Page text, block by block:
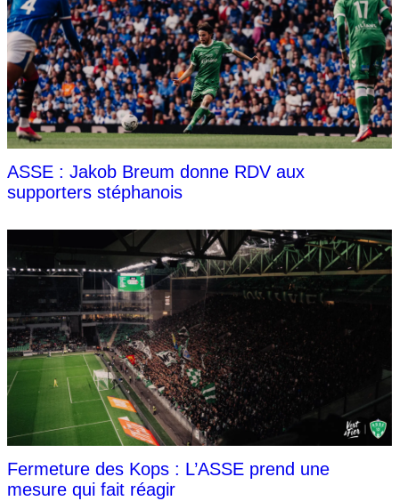
ASSE : Jakob Breum donne RDV aux
supporters stéphanois
Fermeture des Kops : L’ASSE prend une
mesure qui fait réagir